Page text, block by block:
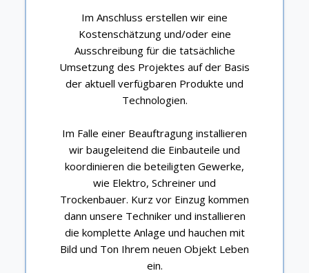
Im Anschluss erstellen wir eine
Kostenschätzung und/oder eine
Ausschreibung für die tatsächliche
Umsetzung des Projektes auf der Basis
der aktuell verfügbaren Produkte und
Technologien.
Im Falle einer Beauftragung installieren
wir baugeleitend die Einbauteile und
koordinieren die beteiligten Gewerke,
wie Elektro, Schreiner und
Trockenbauer. Kurz vor Einzug kommen
dann unsere Techniker und installieren
die komplette Anlage und hauchen mit
Bild und Ton Ihrem neuen Objekt Leben
ein.